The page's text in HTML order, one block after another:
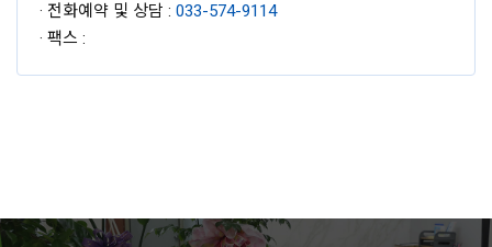
· 전화예약 및 상담 : 033-574-9114
· 팩스 :